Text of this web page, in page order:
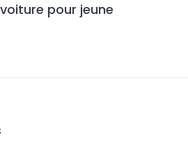
pour jeune